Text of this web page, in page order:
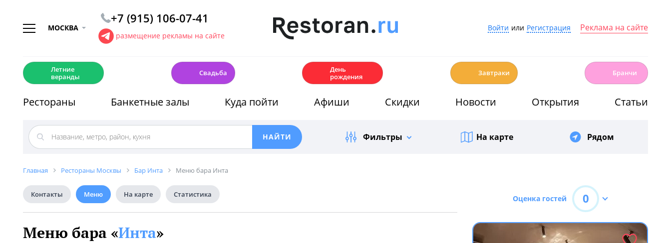
МОСКВА
+7 (915) 106-07-41
размещение рекламы на сайте
Войти или Регистрация Реклама на сайте
Летние
веранды
Свадьба
День
рождения
Завтраки Бранчи
Рестораны Банкетные залы Куда пойти Афиши Скидки Новости Открытия Статьи
Фильтры На карте Рядом
Главная Рестораны Москвы Бар Инта Меню бара Инта
Контакты Меню На карте Статистика
Меню бара «Инта»
Оценка гостей 0